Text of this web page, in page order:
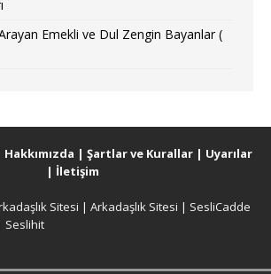
Emekli ve Dul Zengin Bayanlar (
Hakkımızda | Şartlar ve Kurallar | Uyarılar
| İletişim
Sitesi | Arkadaşlık Sitesi | SesliCadde
Seslihit